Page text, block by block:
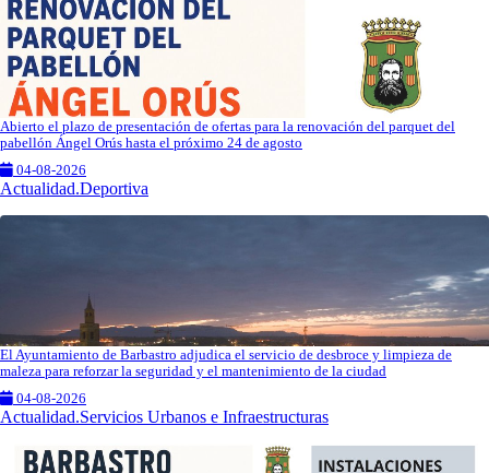
Abierto el plazo de presentación de ofertas para la renovación del parquet del
pabellón Ángel Orús hasta el próximo 24 de agosto
04-08-2026
Actualidad.Deportiva
El Ayuntamiento de Barbastro adjudica el servicio de desbroce y limpieza de
maleza para reforzar la seguridad y el mantenimiento de la ciudad
04-08-2026
Actualidad.Servicios Urbanos e Infraestructuras